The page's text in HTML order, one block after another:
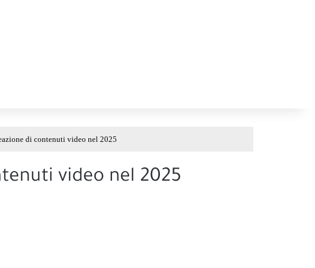
di contenuti video nel 2025
video nel 2025